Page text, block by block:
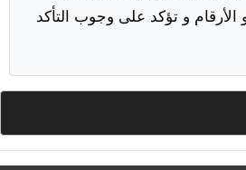
و تؤكد على وجوب التأكد